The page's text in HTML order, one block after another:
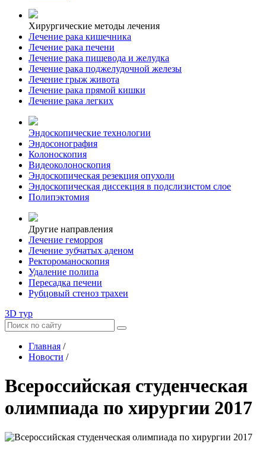
Хирургические методы лечения
Лечение рака кишечника
Лечение рака печени
Лечение рака пищевода и желудка
Лечение рака поджелудочной железы
Лечение грыж живота
Лечение рака прямой кишки
Лечение рака легких
Эндоскопические технологии
Эндосонография
Колоноскопия
Видеоколоноскопия
Эндоскопическая резекция опухоли
Эндоскопическая диссекция в подслизистом слое
Полипэктомия
Другие направления
Лечение геморроя
Лечение зубчатых аденом
Ректороманоскопия
Удаление полипа
Пересадка печени
Рубцовый стеноз трахеи
3D тур
Главная /
Новости /
Всероссийская студенческая
олимпиада по хирургии 2017